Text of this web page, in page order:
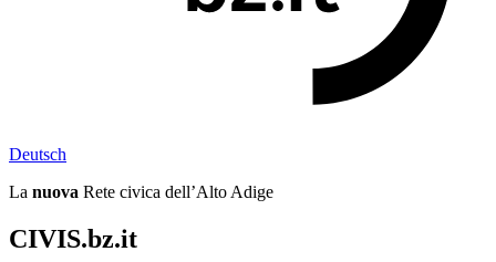
Deutsch
La nuova Rete civica dell’Alto Adige
CIVIS.bz.it